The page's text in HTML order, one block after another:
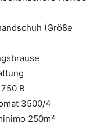
(Größe
B
3500/4
250m²